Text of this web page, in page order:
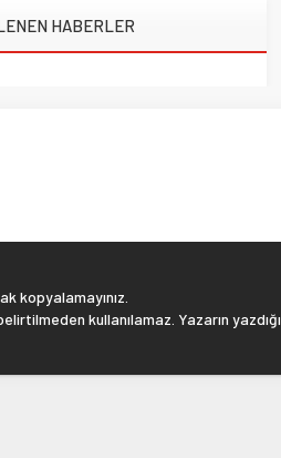
HABERLER
kopyalamayınız.
kullanılamaz. Yazarın yazdığı